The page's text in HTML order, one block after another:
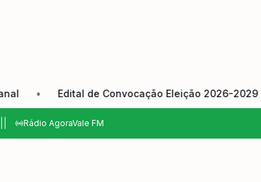
• Edital de Convocação Eleição 2026-2029 •
Rádio AgoraVale FM